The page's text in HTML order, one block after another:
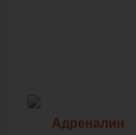
Адреналин